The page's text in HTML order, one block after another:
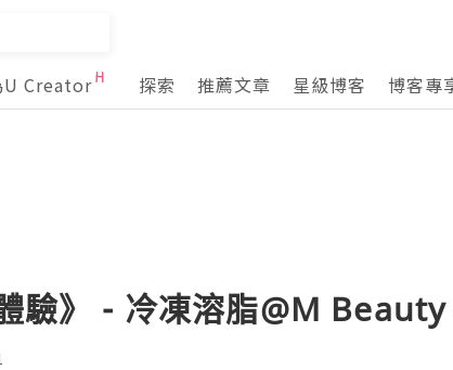
U Creator 探索 推薦文章 星級博客 博客專
驗》 - 冷凍溶脂@M